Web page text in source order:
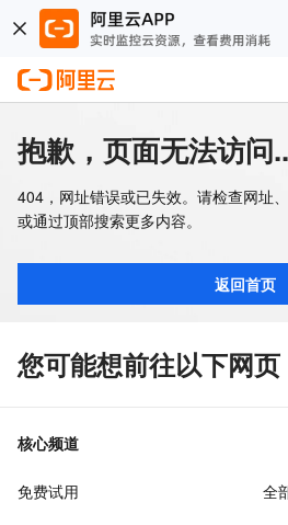
抱歉，页面无法访问
404，网址错误或已失效。请检查网址
或通过顶部搜索更多内容。
返回首页
您可能想前往以下网页
核心频道
免费试用 全